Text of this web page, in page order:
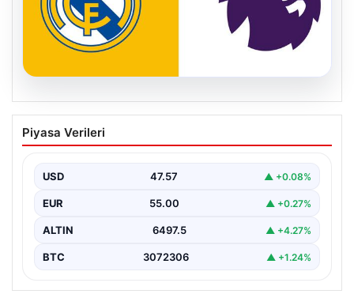
04.08.2026
Premier Lig ekibi 50 milyon Euro ödeyip
Madrid’den aldı!
Piyasa Verileri
USD 47.57 ▲ +0.08%
EUR 55.00 ▲ +0.27%
ALTIN 6497.5 ▲ +4.27%
BTC 3072306 ▲ +1.24%